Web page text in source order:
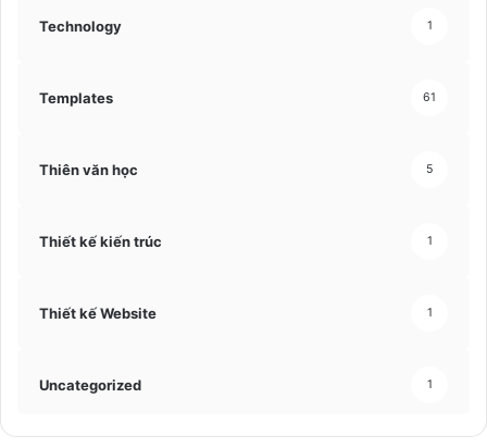
Technology 1
Templates 61
Thiên văn học 5
Thiết kế kiến trúc 1
Thiết kế Website 1
Uncategorized 1